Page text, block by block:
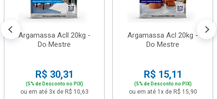
Argamassa Acll 20kg -
Do Mestre
R$ 30,31
(5% de Desconto no PIX)
ou em até 3x de R$ 10,63
Argamassa Acl 20kg -
Do Mestre
R$ 15,11
(5% de Desconto no PIX)
ou em até 1x de R$ 15,90